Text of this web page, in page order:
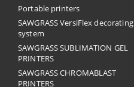
Portable printers
SAWGRASS VersiFlex decorating
system
SAWGRASS SUBLIMATION GEL
PRINTERS
SAWGRASS CHROMABLAST
PRINTERS